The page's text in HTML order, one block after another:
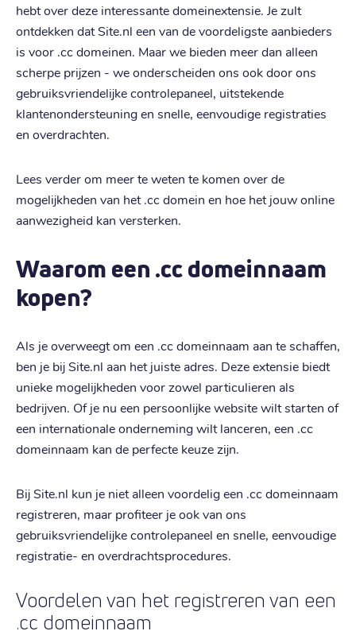
hebt over deze interessante domeinextensie. Je zult
ontdekken dat Site.nl een van de voordeligste aanbieders
is voor .cc domeinen. Maar we bieden meer dan alleen
scherpe prijzen - we onderscheiden ons ook door ons
gebruiksvriendelijke controlepaneel, uitstekende
klantenondersteuning en snelle, eenvoudige registraties
en overdrachten.
Lees verder om meer te weten te komen over de
mogelijkheden van het .cc domein en hoe het jouw online
aanwezigheid kan versterken.
Waarom een .cc domeinnaam
kopen?
Als je overweegt om een .cc domeinnaam aan te schaffen,
ben je bij Site.nl aan het juiste adres. Deze extensie biedt
unieke mogelijkheden voor zowel particulieren als
bedrijven. Of je nu een persoonlijke website wilt starten of
een internationale onderneming wilt lanceren, een .cc
domeinnaam kan de perfecte keuze zijn.
Bij Site.nl kun je niet alleen voordelig een .cc domeinnaam
registreren, maar profiteer je ook van ons
gebruiksvriendelijke controlepaneel en snelle, eenvoudige
registratie- en overdrachtsprocedures.
Voordelen van het registreren van een
.cc domeinnaam